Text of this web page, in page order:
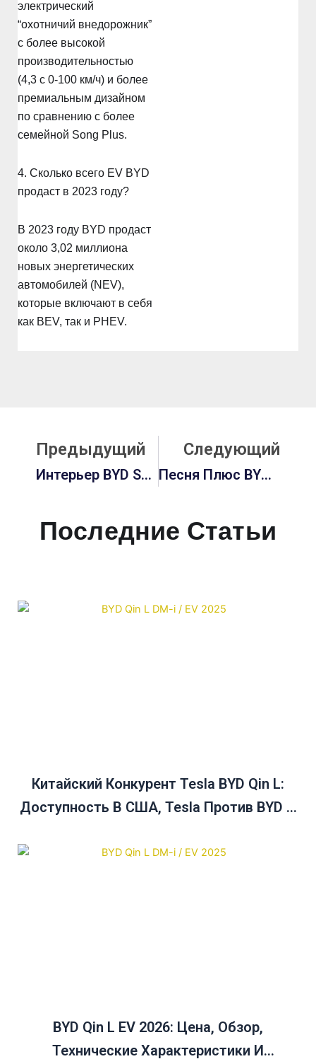
электрический
“охотничий внедорожник”
с более высокой
производительностью
(4,3 с 0-100 км/ч) и более
премиальным дизайном
по сравнению с более
семейной Song Plus.
4. Сколько всего EV BYD
продаст в 2023 году?
В 2023 году BYD продаст
около 3,02 миллиона
новых энергетических
автомобилей (NEV),
которые включают в себя
как BEV, так и PHEV.
Предыдущий
Интерьер BYD Song Plus: Исчерпывающее Руководство По Роскоши, Цветам И Технологиям Будущего
Следующий
Песня Плюс BYD: Окончательное Руководство По Революции Гибридных И Электрических Внедорожников В 2026-2027 Гг.
Последние Статьи
Китайский Конкурент Tesla BYD Qin L:
Доступность В США, Tesla Против BYD И
BYD Qin L EV 2026: Цена, Обзор,
Технические Характеристики И